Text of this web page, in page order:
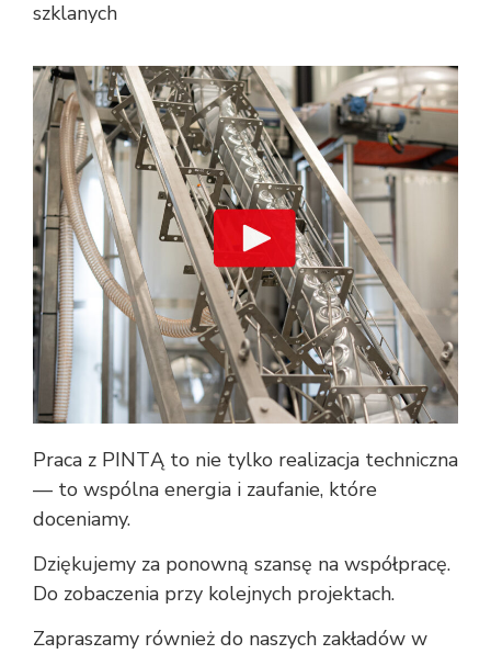
szklanych
Praca z PINTĄ to nie tylko realizacja techniczna
— to wspólna energia i zaufanie, które
doceniamy.
Dziękujemy za ponowną szansę na współpracę.
Do zobaczenia przy kolejnych projektach.
Zapraszamy również do naszych zakładów w